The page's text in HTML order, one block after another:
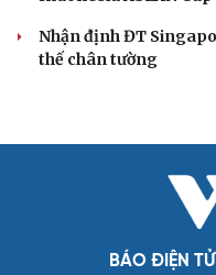
Nhận định ĐT
thế chân tường
BÁO ĐIỆN